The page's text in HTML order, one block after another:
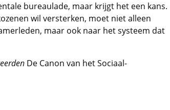
bureaulade, maar krijgt het een kans.
wil versterken, moet niet alleen
maar ook naar het systeem dat
De Canon van het Sociaal-